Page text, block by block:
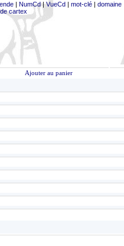
| NumCd|VueCd| mot-clé| domaine
cartex
Ajouter au panier